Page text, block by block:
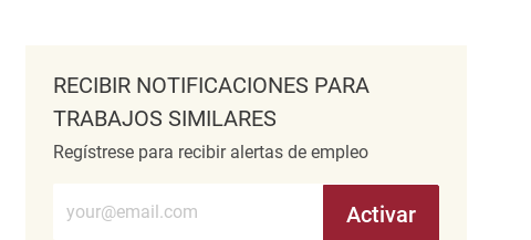
RECIBIR NOTIFICACIONES PARA
TRABAJOS SIMILARES
Regístrese para recibir alertas de empleo
Introduzca la dirección de correo electrónico (obligatorio)
Activar